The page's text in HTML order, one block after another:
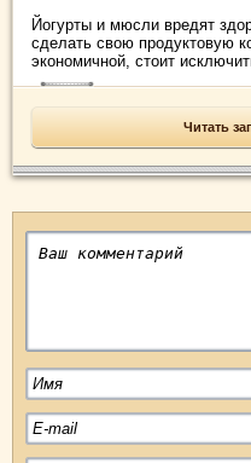
Йогурты и мюсли вредят
сделать свою продуктовую
экономичной, стоит
Читать